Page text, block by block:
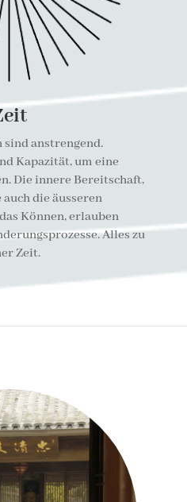
sind anstrengend.
Kapazität, um eine
Die innere Bereitschaft,
die äusseren
Können, erlauben
Alles zu
Zeit.